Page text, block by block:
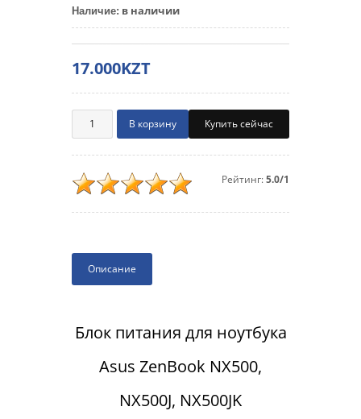
Наличие: в наличии
17.000KZT
Купить сейчас
Рейтинг:5.0/1
Описание
Блок питания для ноутбука
Asus ZenBook NX500,
NX500J, NX500JK